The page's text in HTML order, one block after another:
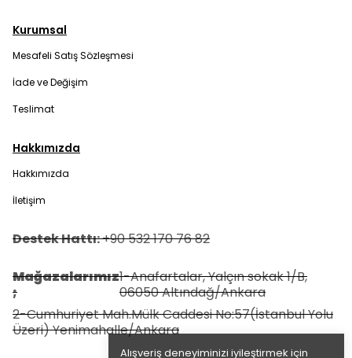
Alışveriş deneyiminizi iyileştirmek için
Kurumsal
Mesafeli Satış Sözleşmesi
İade ve Değişim
Teslimat
Hakkımızda
Hakkımızda
İletişim
Destek Hattı:+90 532 170 76 82
Mağazalarımız
;
1-Anafartalar, Yalçın sokak 1/B,
06050 Altındağ/Ankara
2-Cumhuriyet Mah.Mülk Caddesi No:57(İstanbul Yolu
Üzeri) Yenimahalle/Ankara